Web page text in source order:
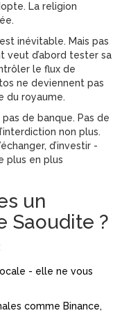
La religion
inévitable. Mais pas
veut d’abord tester sa
le flux de
ne deviennent pas
du royaume.
de banque. Pas de
non plus.
d’investir -
plus en plus
un
Saoudite ?
- elle ne vous
comme Binance,